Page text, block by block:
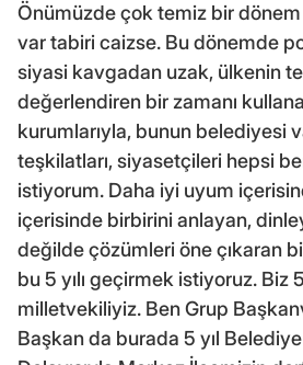
Önümüzde çok temiz bir
var tabiri caizse. Bu dönemde
siyasi kavgadan uzak, ülkenin
değerlendiren bir zamanı
kurumlarıyla, bunun belediyesi
teşkilatları, siyasetçileri hepsi
istiyorum. Daha iyi uyum
içerisinde birbirini anlayan,
değilde çözümleri öne çıkaran
bu 5 yılı geçirmek istiyoruz. Biz
milletvekiliyiz. Ben Grup
Başkan da burada 5 yıl Belediye